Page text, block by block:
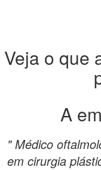
Veja o que
A
" Médico
em cirurgia